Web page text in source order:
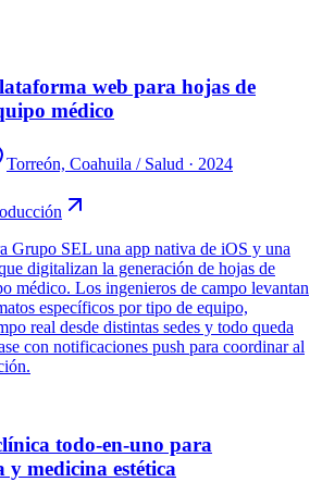
web para hojas de
médico
Torreón, Coahuila / Salud · 2024
Grupo SEL una app nativa de iOS y una
digitalizan la generación de hojas de
médico. Los ingenieros de campo levantan
específicos por tipo de equipo,
real desde distintas sedes y todo queda
con notificaciones push para coordinar al
todo-en-uno para
y medicina estética